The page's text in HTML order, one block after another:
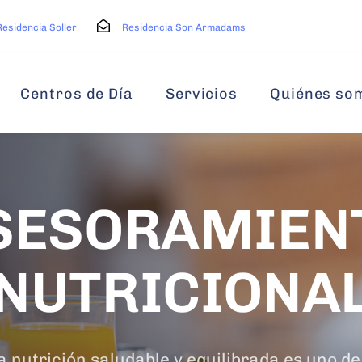
Soller Residencia Son Armadams
Centros de Día Servicios Quiénes